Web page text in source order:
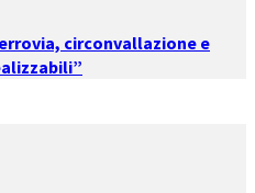
circonvallazione e